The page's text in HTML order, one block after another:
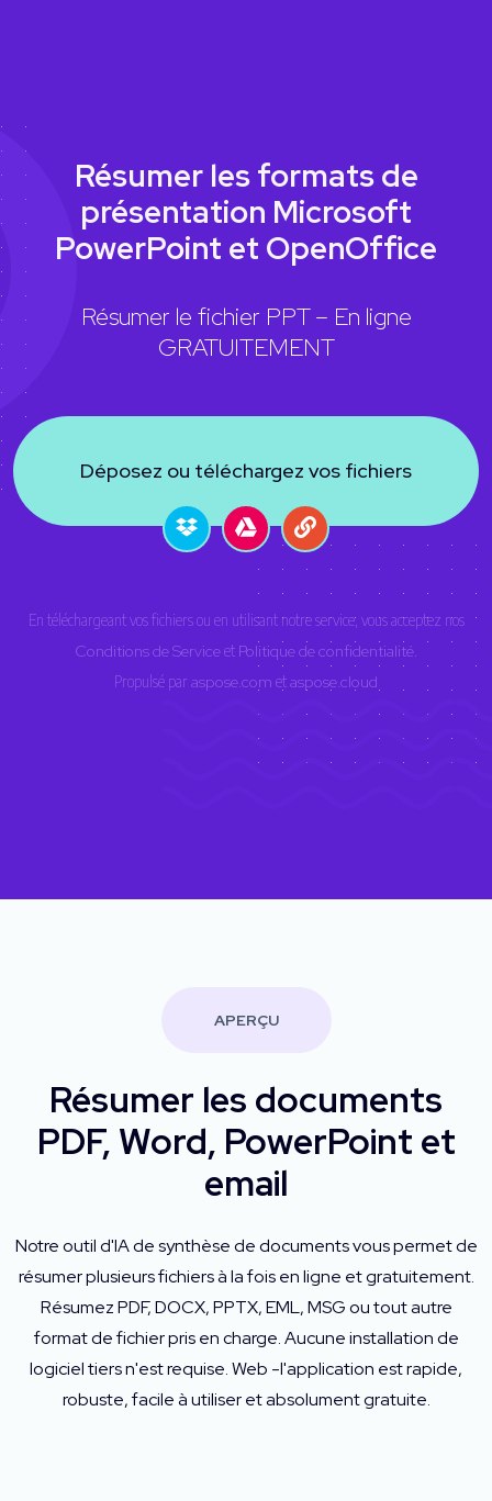
Résumer les formats de
présentation Microsoft
PowerPoint et OpenOffice
Résumer le fichier PPT – En ligne
GRATUITEMENT
Déposez ou téléchargez vos fichiers
En téléchargeant vos fichiers ou en utilisant notre service, vous acceptez nos
Conditions de Serviceet Politique de confidentialité
Propulsé par aspose.com etaspose.cloud
APERÇU
Résumer les documents
PDF, Word, PowerPoint et
email
Notre outil d'IA de synthèse de documents vous permet de
résumer plusieurs fichiers à la fois en ligne et gratuitement.
Résumez PDF, DOCX, PPTX, EML, MSG ou tout autre
format de fichier pris en charge. Aucune installation de
logiciel tiers n'est requise. Web -l'application est rapide,
robuste, facile à utiliser et absolument gratuite.